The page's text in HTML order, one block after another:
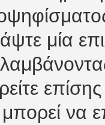
μία
να